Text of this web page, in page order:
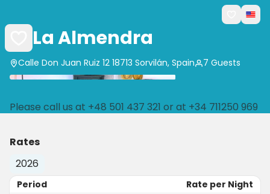
La Almendra
Calle Don Juan Ruiz 12 18713 Sorvilán, Spain 7 Guests
Please call us at +48 501 437 321 or at +34 711250 969
Rates
2026
Period Rate per Night